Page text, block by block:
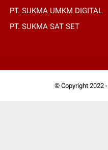
PT. SUKMA UMKM DIGITAL
PT. SUKMA SAT SET
© Copyright 2022 -